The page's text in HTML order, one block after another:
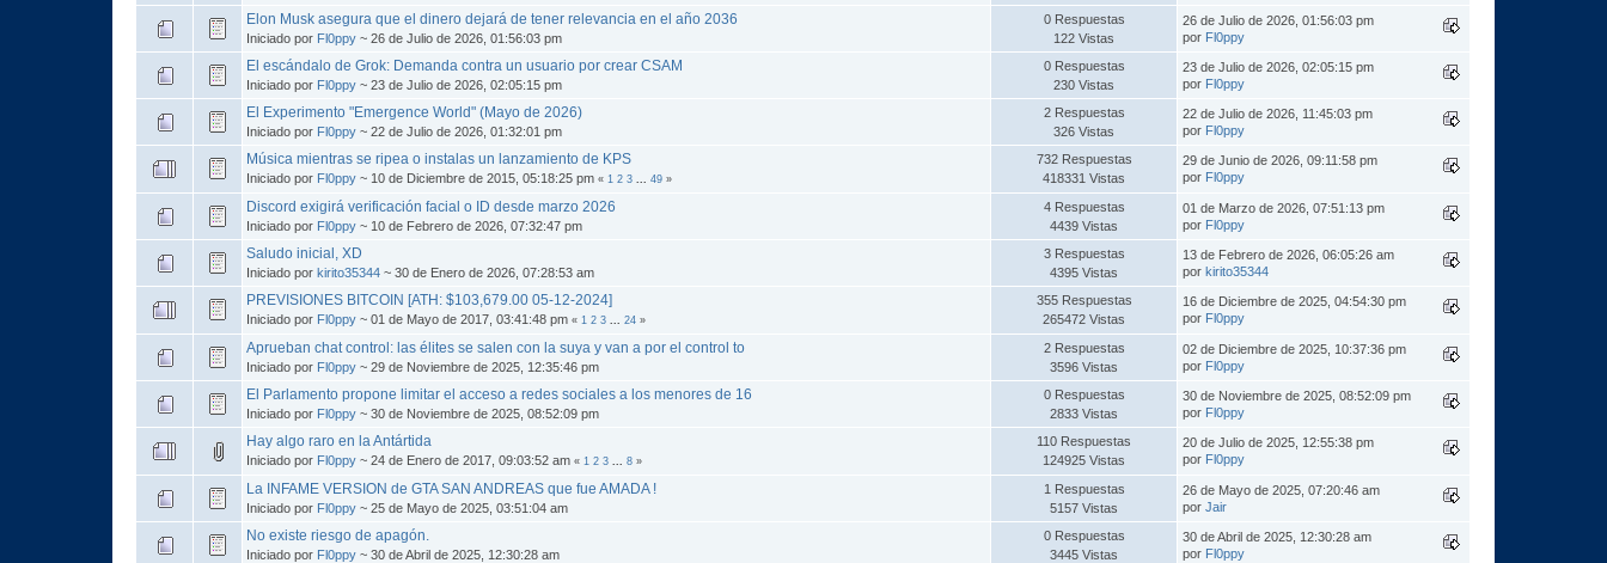
Elon Musk asegura que el dinero dejará de tener relevancia en el año 2036
Iniciado por Fl0ppy ~ 26 de Julio de 2026, 01:56:03 pm
0 Respuestas
122 Vistas
26 de Julio de 2026, 01:56:03 pm
por Fl0ppy
El escándalo de Grok: Demanda contra un usuario por crear CSAM
Iniciado por Fl0ppy ~ 23 de Julio de 2026, 02:05:15 pm
0 Respuestas
230 Vistas
23 de Julio de 2026, 02:05:15 pm
por Fl0ppy
El Experimento "Emergence World" (Mayo de 2026)
Iniciado por Fl0ppy ~ 22 de Julio de 2026, 01:32:01 pm
2 Respuestas
326 Vistas
22 de Julio de 2026, 11:45:03 pm
por Fl0ppy
Música mientras se ripea o instalas un lanzamiento de KPS
Iniciado por Fl0ppy ~ 10 de Diciembre de 2015, 05:18:25 pm« 1 2 3 ...49 »
732 Respuestas
418331 Vistas
29 de Junio de 2026, 09:11:58 pm
por Fl0ppy
Discord exigirá verificación facial o ID desde marzo 2026
Iniciado por Fl0ppy ~ 10 de Febrero de 2026, 07:32:47 pm
4 Respuestas
4439 Vistas
01 de Marzo de 2026, 07:51:13 pm
por Fl0ppy
Saludo inicial, XD
Iniciado porkirito35344 ~ 30 de Enero de 2026, 07:28:53 am
3 Respuestas
4395 Vistas
13 de Febrero de 2026, 06:05:26 am
porkirito35344
PREVISIONES BITCOIN [ATH: $103,679.00 05-12-2024]
Iniciado por Fl0ppy ~ 01 de Mayo de 2017, 03:41:48 pm« 1 2 3 ...24 »
355 Respuestas
265472 Vistas
16 de Diciembre de 2025, 04:54:30 pm
por Fl0ppy
Aprueban chat control: las élites se salen con la suya y van a por el control to
Iniciado por Fl0ppy ~ 29 de Noviembre de 2025, 12:35:46 pm
2 Respuestas
3596 Vistas
02 de Diciembre de 2025, 10:37:36 pm
por Fl0ppy
El Parlamento propone limitar el acceso a redes sociales a los menores de 16
Iniciado por Fl0ppy ~ 30 de Noviembre de 2025, 08:52:09 pm
0 Respuestas
2833 Vistas
30 de Noviembre de 2025, 08:52:09 pm
por Fl0ppy
Hay algo raro en la Antártida
Iniciado por Fl0ppy ~ 24 de Enero de 2017, 09:03:52 am« 1 2 3 ...8 »
110 Respuestas
124925 Vistas
20 de Julio de 2025, 12:55:38 pm
por Fl0ppy
La INFAME VERSION de GTA SAN ANDREAS que fue AMADA !
Iniciado por Fl0ppy ~ 25 de Mayo de 2025, 03:51:04 am
1 Respuestas
5157 Vistas
26 de Mayo de 2025, 07:20:46 am
porJair
No existe riesgo de apagón.
Iniciado por Fl0ppy ~ 30 de Abril de 2025, 12:30:28 am
0 Respuestas
3445 Vistas
30 de Abril de 2025, 12:30:28 am
por Fl0ppy